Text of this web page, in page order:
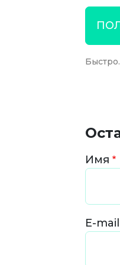
Имя
E-mail